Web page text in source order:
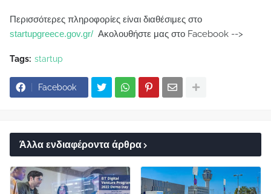
Περισσότερες πληροφορίες είναι διαθέσιμες στο
startupgreece.gov.gr/ Ακολουθήστε μας στο Facebook -->
Tags: startup
Facebook
Άλλα ενδιαφέροντα άρθρα